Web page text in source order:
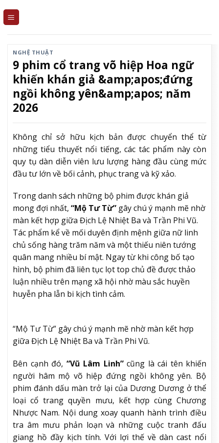
NGHỆ THUẬT
9 phim cổ trang võ hiệp Hoa ngữ
khiến khán giả &amp;apos;đứng
ngồi không yên&amp;apos; năm
2026
Không chỉ sở hữu kịch bản được chuyển thể từ
những tiểu thuyết nổi tiếng, các tác phẩm này còn
quy tụ dàn diễn viên lưu lượng hàng đầu cùng mức
đầu tư lớn về bối cảnh, phục trang và kỹ xảo.
Trong danh sách những bộ phim được khán giả
mong đợi nhất, “Mộ Tư Từ” gây chú ý mạnh mẽ nhờ
màn kết hợp giữa Địch Lệ Nhiệt Ba và Trần Phi Vũ.
Tác phẩm kể về mối duyên định mệnh giữa nữ linh
chủ sống hàng trăm năm và một thiếu niên tướng
quân mang nhiều bí mật. Ngay từ khi công bố tạo
hình, bộ phim đã liên tục lọt top chủ đề được thảo
luận nhiều trên mạng xã hội nhờ màu sắc huyền
huyễn pha lẫn bi kịch tình cảm.
“Mộ Tư Từ” gây chú ý mạnh mẽ nhờ màn kết hợp
giữa Địch Lệ Nhiệt Ba và Trần Phi Vũ.
Bên cạnh đó, “Vũ Lâm Linh”cũng là cái tên khiến
người hâm mộ võ hiệp đứng ngồi không yên. Bộ
phim đánh dấu màn trở lại của Dương Dương ở thể
loại cổ trang quyền mưu, kết hợp cùng Chương
Nhược Nam. Nội dung xoay quanh hành trình điều
tra âm mưu phản loạn và những cuộc tranh đấu
giang hồ đầy kịch tính. Với lợi thế về dàn cast nổi